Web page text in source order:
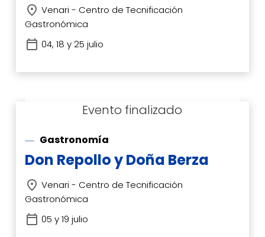
Venari - Centro de Tecnificación
Gastronómica
04, 18 y 25 julio
Gastronomía
Don Repollo y Doña Berza
Venari - Centro de Tecnificación
Gastronómica
05 y 19 julio